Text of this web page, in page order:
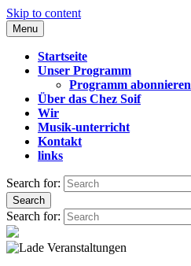
Skip to content
CHEZ SOIF
Menu
Startseite
Unser Programm
Programm abonnieren
Über das Chez Soif
Wir
Musik-unterricht
Kontakt
links
Search for:
Search
Search for: